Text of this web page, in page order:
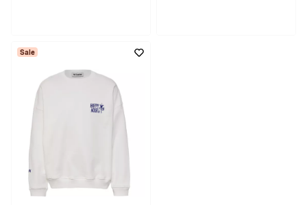
Sale